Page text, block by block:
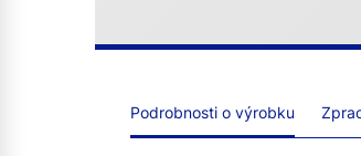
Podrobnosti o výrobku